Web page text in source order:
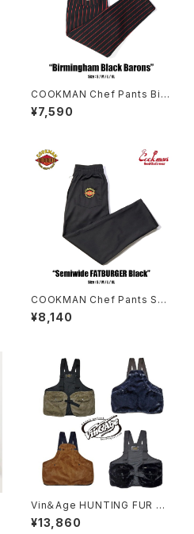
COOKMAN Chef Pants Bir
mingham Black Barons
¥7,590
COOKMAN Chef Pants Se
miwide FATBURGER Black
¥8,140
Vin＆Age HUNTING FUR VE
ST
¥13,860